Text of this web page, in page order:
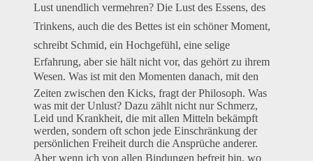
Lust unendlich vermehren? Die Lust des Essens, des
Trinkens, auch die des Bettes ist ein schöner Moment,
schreibt Schmid, ein Hochgefühl, eine selige
Erfahrung, aber sie hält nicht vor, das gehört zu ihrem
Wesen. Was ist mit den Momenten danach, mit den
Zeiten zwischen den Kicks, fragt der Philosoph. Was
was mit der Unlust? Dazu zählt nicht nur Schmerz,
Leid und Krankheit, die mit allen Mitteln bekämpft
werden, sondern oft schon jede Einschränkung der
persönlichen Freiheit durch die Ansprüche anderer.
Aber wenn ich von allen Bindungen befreit bin, wo